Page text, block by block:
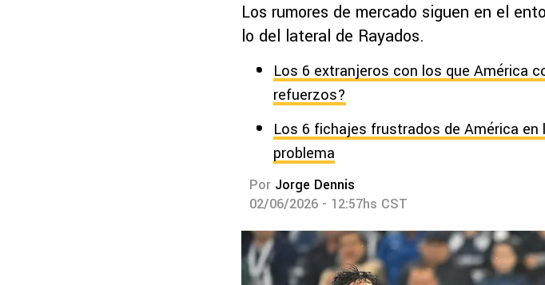
Los rumores de mercado siguen en el
lo del lateral de Rayados.
Los 6 extranjeros con los que América
refuerzos?
Los 6 fichajes frustrados de América en
problema
Por Jorge Dennis
02/06/2026 - 12:57hs CST